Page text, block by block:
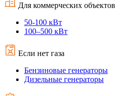
Для коммерческих объектов
50-100 кВт
100–500 кВт
Если нет газа
Бензиновые генераторы
Дизельные генераторы